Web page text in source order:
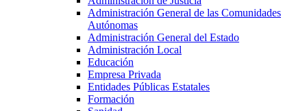
Administración General de las Comunidades
Autónomas
Administración General del Estado
Administración Local
Educación
Empresa Privada
Entidades Públicas Estatales
Formación